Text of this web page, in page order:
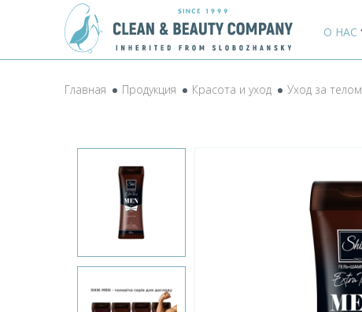
О НАС
Главная Продукция Красота и уход Уход за телом